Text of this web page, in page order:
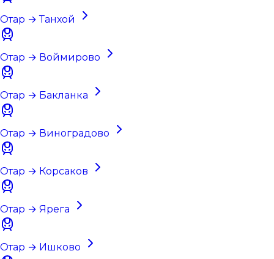
Отар → Танхой
Отар → Воймирово
Отар → Бакланка
Отар → Виноградово
Отар → Корсаков
Отар → Ярега
Отар → Ишково